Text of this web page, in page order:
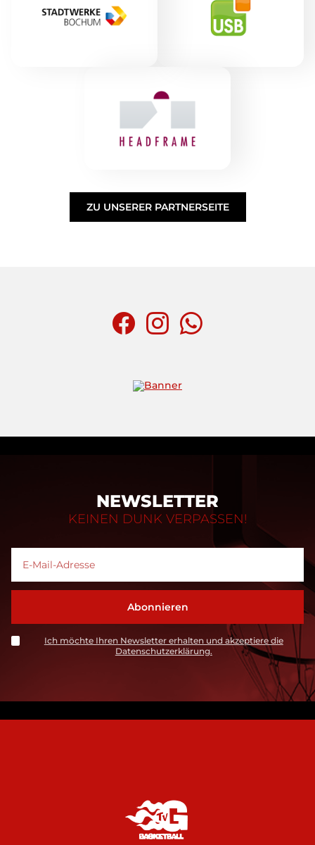
ZU UNSERER PARTNERSEITE
NEWSLETTER
KEINEN DUNK VERPASSEN!
Ich möchte Ihren Newsletter erhalten und akzeptiere die
Datenschutzerklärung.